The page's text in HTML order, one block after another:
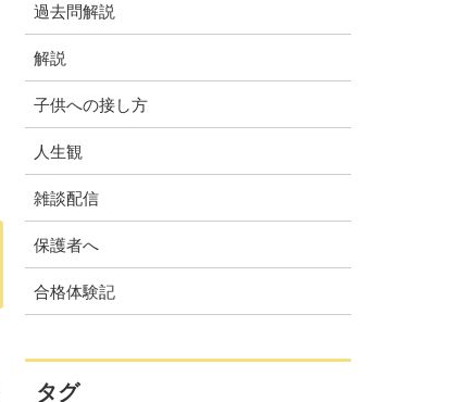
過去問解説
解説
子供への接し方
人生観
雑談配信
保護者へ
合格体験記
タグ